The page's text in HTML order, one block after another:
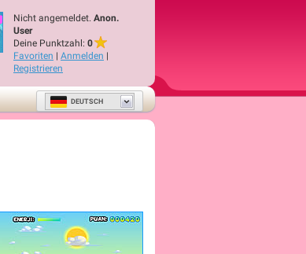
Nicht angemeldet. Anon.
User
Deine Punktzahl: 0
Favoriten | Anmelden |
Registrieren
DEUTSCH